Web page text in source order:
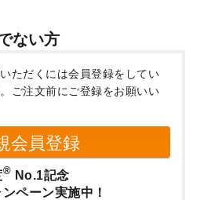
ない方
ただくには会員登録をしてい
ご注文前にご登録をお願いい
会員登録
® No.1記念
ペーン実施中！